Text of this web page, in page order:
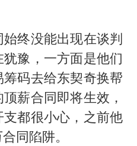
终没能出现在谈判
豫，一方面是他们
码去给东契奇换帮
薪合同即将生效，
都很小心，之前他
同陷阱。